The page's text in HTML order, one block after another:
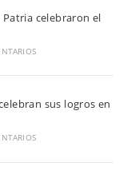
Patria celebraron el
sus logros en